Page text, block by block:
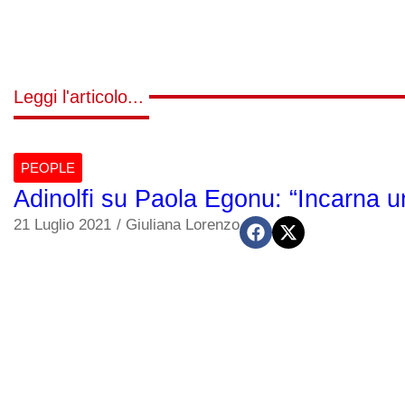
Leggi l'articolo...
PEOPLE
Adinolfi su Paola Egonu: “Incarna
21 Luglio 2021 / Giuliana Lorenzo